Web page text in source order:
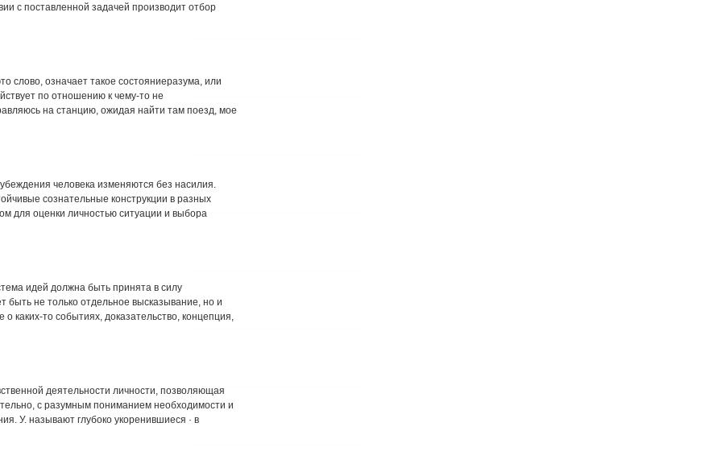
с поставленной задачей производит отбор
слово, означает такое состояниеразума, или
по отношению к чему-то не
на станцию, ожидая найти там поезд, мое
человека изменяются без насилия.
сознательные конструкции в разных
для оценки личностью ситуации и выбора
идей должна быть принята в силу
не только отдельное высказывание, но и
каких-то событиях, доказательство, концепция,
деятельности личности, позволяющая
с разумным пониманием необходимости и
У. называют глубоко укоренившиеся · в